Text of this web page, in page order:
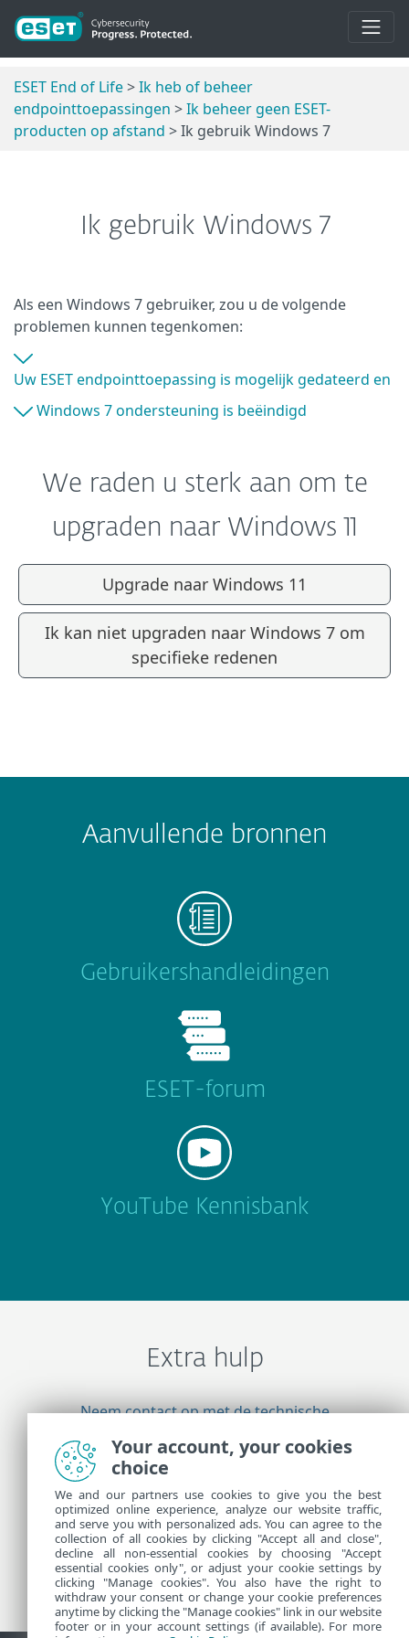
ESET End of Life>Ik heb of beheer
endpointtoepassingen >Ik beheer geen ESET-
producten op afstand > Ik gebruik Windows 7
Ik gebruik Windows 7
Als een Windows 7 gebruiker, zou u de volgende
problemen kunnen tegenkomen:
Uw ESET endpointtoepassing is mogelijk gedateerd en
Windows 7 ondersteuning is beëindigd
We raden u sterk aan om te
upgraden naar Windows 11
Upgrade naar Windows 11
Ik kan niet upgraden naar Windows 7 om
specifieke redenen
Aanvullende bronnen
Gebruikershandleidingen
ESET-forum
YouTube Kennisbank
Extra hulp
Neem contact op met de technische
Meer informatie
Support Nieuws
Klantadviezen
Your account, your cookies
choice
We and our partners use cookies to give you the best
optimized online experience, analyze our website traffic,
and serve you with personalized ads. You can agree to the
collection of all cookies by clicking "Accept all and close",
decline all non-essential cookies by choosing "Accept
essential cookies only", or adjust your cookie settings by
clicking "Manage cookies". You also have the right to
withdraw your consent or change your cookie preferences
anytime by clicking the "Manage cookies" link in our website
footer or in your account settings (if available). For more